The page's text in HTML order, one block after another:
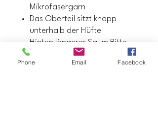
Mikrofasergarn
Das Oberteil sitzt knapp
unterhalb der Hüfte
Hinten längerer Saum Bitte
beachte, dass der Kontakt mit
rauen Oberflächen
Phone Email Facebook